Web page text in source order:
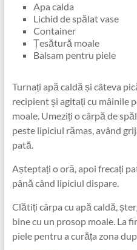
Apa calda
Lichid de spălat vase
Container
Țesătură moale
Balsam pentru piele
Turnați apă caldă și câteva
recipient și agitați cu mâinile
moale. Umeziți o cârpă de
peste lipiciul rămas, având
pată.
Așteptați o oră, apoi frecați
până când lipiciul dispare.
Clătiți cârpa cu apă caldă,
bine cu un prosop moale. La
piele pentru a curăța zona